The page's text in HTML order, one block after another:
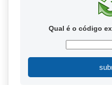
Qual é o código